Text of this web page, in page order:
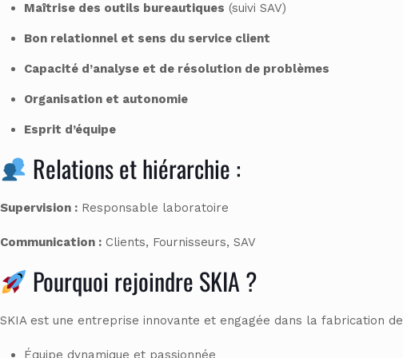
Maîtrise des outils bureautiques (suivi SAV)
Bon relationnel et sens du service client
Capacité d’analyse et de résolution de problèmes
Organisation et autonomie
Esprit d’équipe
Relations et hiérarchie :
Supervision : Responsable laboratoire
Communication : Clients, Fournisseurs, SAV
Pourquoi rejoindre SKIA ?
SKIA est une entreprise innovante et engagée dans la fabrication de